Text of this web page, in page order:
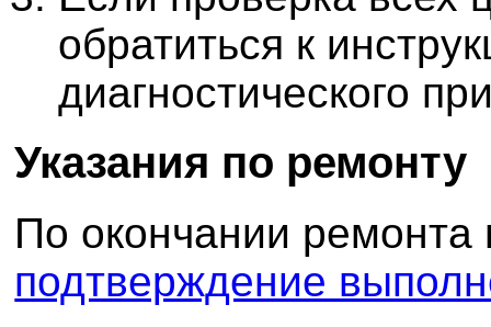
обратиться к
диагностического
Указания по ремонту
По окончании
подтверждение